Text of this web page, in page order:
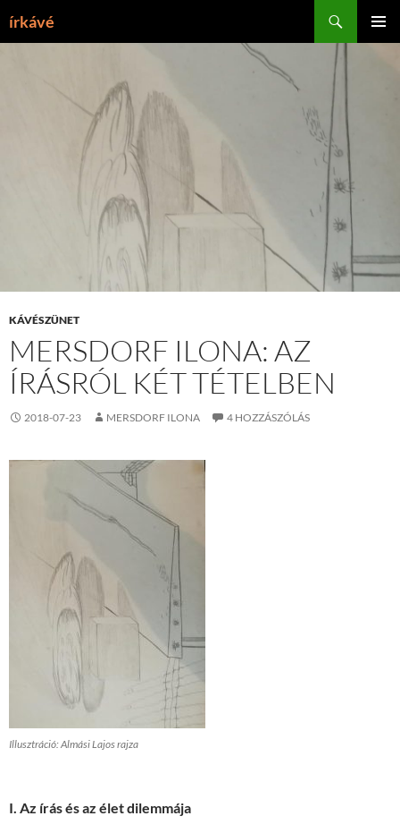
írkávé
KÁVÉSZÜNET
MERSDORF ILONA: AZ
ÍRÁSRÓL KÉT TÉTELBEN
2018-07-23 MERSDORF ILONA 4 HOZZÁSZÓLÁS
Illusztráció: Almási Lajos rajza
I. Az írás és az élet dilemmája